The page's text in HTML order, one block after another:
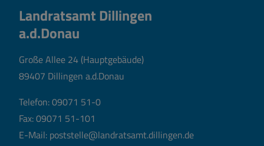
Landratsamt Dillingen
a.d.Donau
Große Allee 24 (Hauptgebäude)
89407 Dillingen a.d.Donau
Telefon:09071 51-0
Fax: 09071 51-101
E-Mail: poststelle@landratsamt.dillingen.de